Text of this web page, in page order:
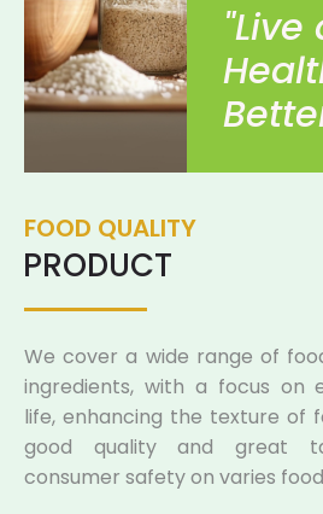
"Live
FOOD QUALITY
PRODUCT
We cover a wide range of
ingredients, with a focus on
life, enhancing the texture of
good quality and great
consumer safety on varies